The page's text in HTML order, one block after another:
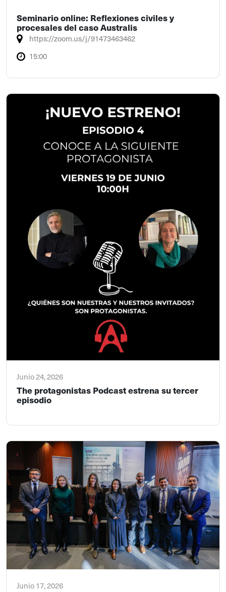
Seminario online: Reflexiones civiles y
procesales del caso Australis
https://zoom.us/j/91473463462
15:00
Junio 24, 2026
The protagonistas Podcast estrena su tercer
episodio
Junio 17, 2026